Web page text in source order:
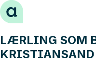
Hopp til innhold
LÆRLING SOM
KRISTIANSAND